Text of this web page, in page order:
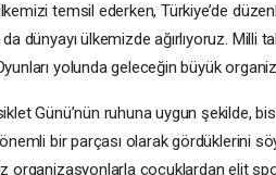
temsil ederken, Türkiye’de
dünyayı ülkemizde ağırlıyoruz. Milli
yolunda geleceğin büyük
Günü’nün ruhuna uygun şekilde,
bir parçası olarak gördüklerini
organizasyonlarla çocuklardan elit